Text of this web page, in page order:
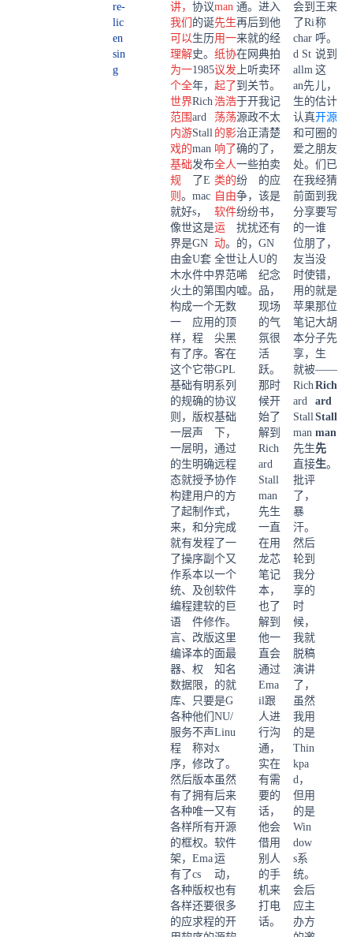
王来
称
呼。
说到
这
儿，
估计
开源
圈的
朋友
们已
经猜
到我
要写
谁
了，
没
错，
就是
那位
大胡
子先
生
——
Rich
ard
Stall
man
先
生。
会到
了Ri
char
d St
allm
an先
生的
认真
和可
爱之
处。
在我
前面
分享
的一
位朋
友当
时使
用的
苹果
笔记
本分
享，
就被
Rich
ard
Stall
man
先生
直接
批评
了，
暴
汗。
然后
轮到
我分
享的
时
候，
我就
脱稿
演讲
了，
虽然
我用
的是
Thin
kpa
d，
但用
的是
Win
dow
s系
统。
会后
应主
办方
进入
到他
的经
典拍
卖环
节。
我记
不太
清楚
了，
拍卖
的应
该是
书，
还有
GN
U的
纪念
品，
现场
的气
氛很
活
跃。
那时
候开
始了
解到
Rich
ard
Stall
man
先生
一直
在用
龙芯
笔记
本，
也了
解到
他一
直会
通过
Ema
il跟
人进
行沟
通，
实在
有需
要的
话，
他会
借用
别人
的手
机来
打电
话。
通。
再后
来就
在网
上听
到关
于开
源政
治正
确的
一些
纷
争，
纷纷
扰扰
的，
让人
唏
嘘。
man
先生
用一
纸协
议发
起了
浩浩
荡荡
的影
响了
全人
类的
自由
软件
运
动。
全世
界范
围内
无数
的顶
尖黑
客在
GPL
系列
协议
基础
下，
通过
远程
协作
的方
式，
完成
了一
个又
一个
软件
的巨
作。
这里
面最
知名
的就
是G
NU/
Linu
x
了。
虽然
后来
又有
开源
软件
运
动，
也有
很多
的开
协议
的诞
生历
史。
1985
年，
Rich
ard
Stall
man
发布
了E
mac
s，
这是
GN
U套
件中
的第
一个
应用
程
序。
它带
有明
确的
版权
声
明，
明确
授予
用户
制作
和分
发程
序副
本以
及创
建软
件修
改版
本的
权
限，
只要
他们
不声
称对
修改
版本
拥有
唯一
所有
权。
Ema
cs
版权
还要
求程
讲，
我们
可以
理解
为一
个全
世界
范围
内游
戏的
基础
规
则 。
就好
像世
界是
由金
木水
火土
构成
一
样，
有了
这个
基础
的规
则，
一层
一层
的生
态就
构建
了起
来，
就有
了操
作系
统、
编程
语
言、
编译
器、
数据
库、
各种
服务
程
序，
然后
有了
各种
各样
的框
架，
有了
各种
各样
的应
re-
lic
en
sin
g